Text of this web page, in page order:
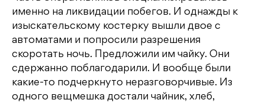
именно на ликвидации побегов. И однажды к
изыскательскому костерку вышли двое с
автоматами и попросили разрешения
скоротать ночь. Предложили им чайку. Они
сдержанно поблагодарили. И вообще были
какие-то подчеркнуто неразговорчивые. Из
одного вещмешка достали чайник, хлеб,